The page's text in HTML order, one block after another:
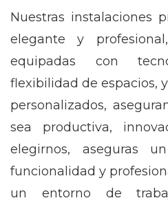
Nuestras instalaciones
elegante y
equipadas con
flexibilidad de espacios,
personalizados,
sea productiva,
elegirnos, aseguras
funcionalidad y
un entorno de